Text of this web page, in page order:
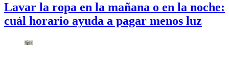
Lavar la ropa en la mañana o en la noche:
cuál horario ayuda a pagar menos luz